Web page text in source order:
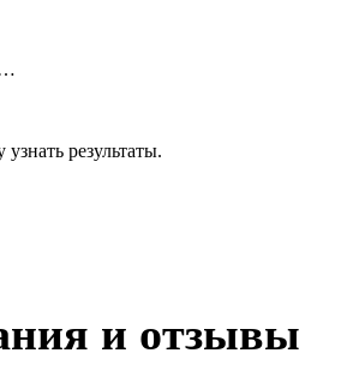
результаты.
и отзывы